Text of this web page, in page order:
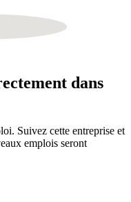
dans
Suivez cette entreprise et
emplois seront